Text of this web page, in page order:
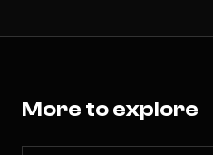
More to explore